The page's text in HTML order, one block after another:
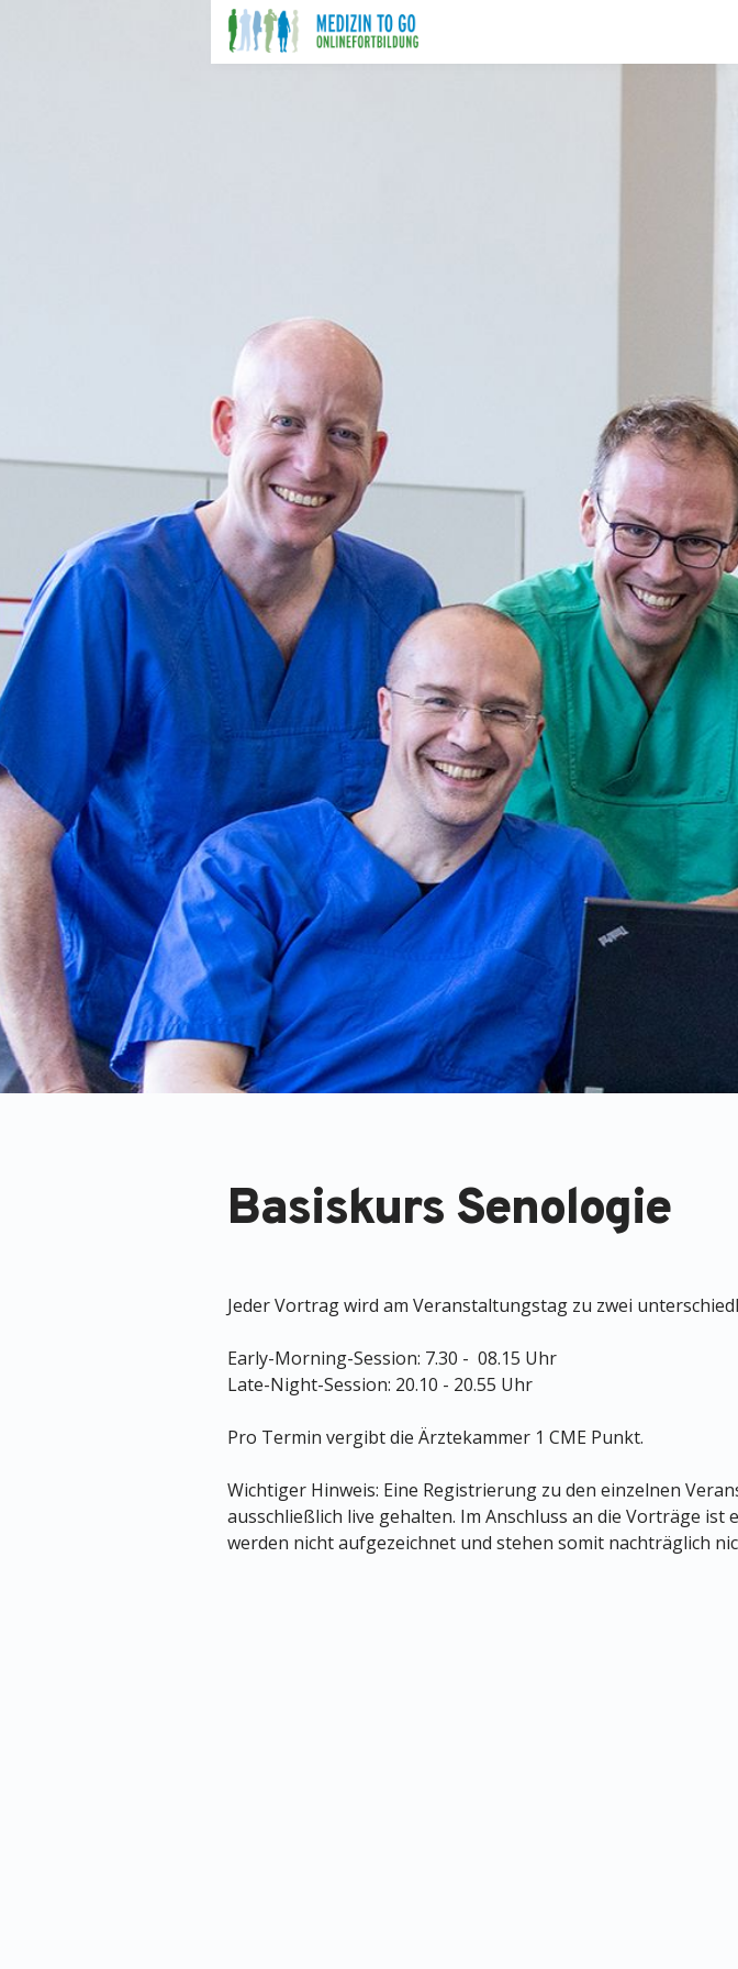
Basiskurs Senologie
Jeder Vortrag wird am Veranstaltungstag zu zwei
Early-Morning-Session: 7.30 - 08.15 Uhr
Late-Night-Session: 20.10 - 20.55 Uhr
Pro Termin vergibt die Ärztekammer 1 CME Punkt.
Wichtiger Hinweis: Eine Registrierung zu den einzelnen
ausschließlich live gehalten. Im Anschluss an die Vorträge
werden nicht aufgezeichnet und stehen somit nachträglich